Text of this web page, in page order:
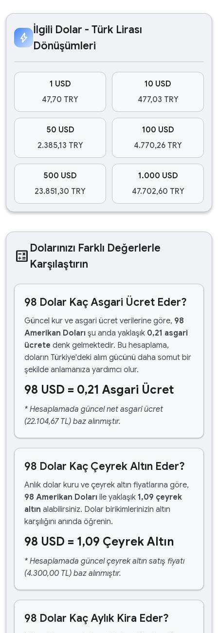
bolt
İlgili Dolar - Türk Lirası
Dönüşümleri
1 USD
47,70 TRY
10 USD
477,03 TRY
50 USD
2.385,13 TRY
100 USD
4.770,26 TRY
500 USD
23.851,30 TRY
1.000 USD
47.702,60 TRY
calculate Dolarınızı Farklı Değerlerle
Karşılaştırın
98 Dolar Kaç Asgari Ücret Eder?
Güncel kur ve asgari ücret verilerine göre, 98
Amerikan Doları şu anda yaklaşık 0,21 asgari
ücrete denk gelmektedir. Bu hesaplama,
doların Türkiye'deki alım gücünü daha somut bir
şekilde anlamanıza yardımcı olur.
98 USD = 0,21 Asgari Ücret
* Hesaplamada güncel net asgari ücret
(22.104,67 TL) baz alınmıştır.
98 Dolar Kaç Çeyrek Altın Eder?
Anlık dolar kuru ve çeyrek altın fiyatlarına göre,
98 Amerikan Doları ile yaklaşık 1,09 çeyrek
altın alabilirsiniz. Dolar birikimlerinizin altın
karşılığını anında öğrenin.
98 USD = 1,09 Çeyrek Altın
* Hesaplamada güncel çeyrek altın satış fiyatı
(4.300,00 TL) baz alınmıştır.
98 Dolar Kaç Aylık Kira Eder?